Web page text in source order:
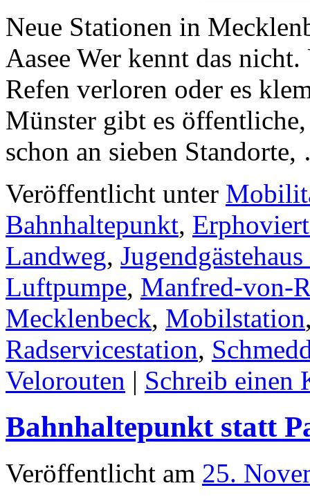
Neue Stationen in
Aasee Wer kennt das
Refen verloren oder es
Münster gibt es
schon an sieben
Veröffentlicht unter
Bahnhaltepunkt,
Landweg,
Luftpumpe, Manfred-von-
Mecklenbeck, Mobilstation
Radservicestation,
Velorouten | Schreib einen
Bahnhaltepunkt statt
Veröffentlicht am 25.